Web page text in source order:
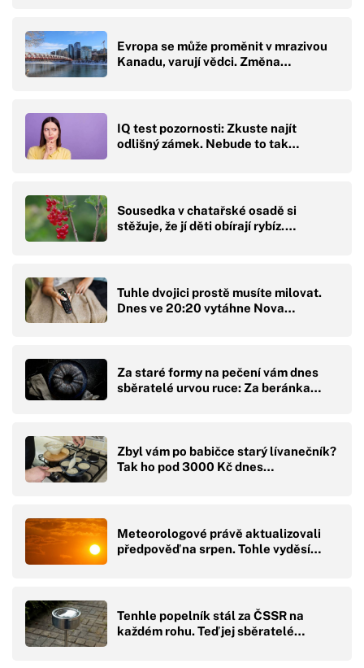
Evropa se může proměnit v mrazivou
Kanadu, varují vědci. Změna…
IQ test pozornosti: Zkuste najít
odlišný zámek. Nebude to tak…
Sousedka v chatařské osadě si
stěžuje, že jí děti obírají rybíz.…
Tuhle dvojici prostě musíte milovat.
Dnes ve 20:20 vytáhne Nova…
Za staré formy na pečení vám dnes
sběratelé urvou ruce: Za beránka…
Zbyl vám po babičce starý lívanečník?
Tak ho pod 3000 Kč dnes…
Meteorologové právě aktualizovali
předpověď na srpen. Tohle vyděsí…
Tenhle popelník stál za ČSSR na
každém rohu. Teď jej sběratelé…